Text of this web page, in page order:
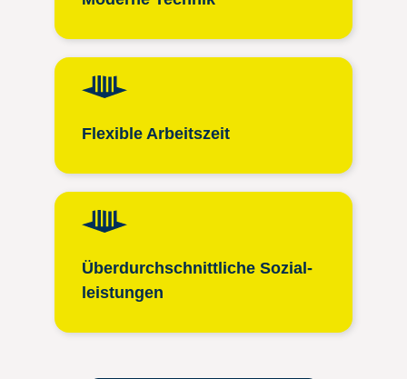
Flexible Arbeitszeit
Überdurch­schnittliche Sozial­
leistungen